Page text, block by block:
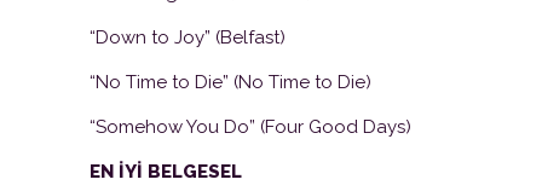
“Down to Joy” (Belfast)
“No Time to Die” (No Time to Die)
“Somehow You Do” (Four Good Days)
EN İYİ BELGESEL